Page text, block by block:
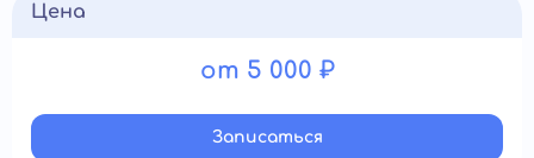
Цена
от 5 000 ₽
Записатьcя